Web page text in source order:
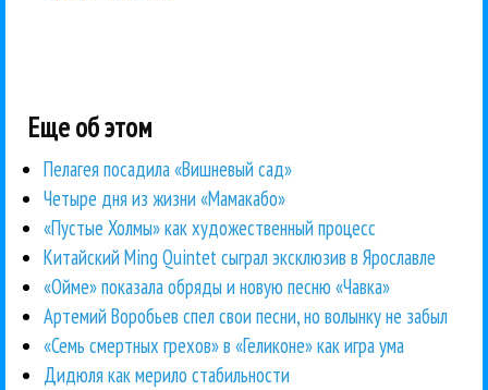
Еще об этом
Пелагея посадила «Вишневый сад»
Четыре дня из жизни «Мамакабо»
«Пустые Холмы» как художественный процесс
Китайский Ming Quintet сыграл эксклюзив в Ярославле
«Ойме» показала обряды и новую песню «Чавка»
Артемий Воробьев спел свои песни, но волынку не забыл
«Семь смертных грехов» в «Геликоне» как игра ума
Дидюля как мерило стабильности